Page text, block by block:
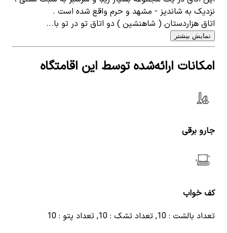
نزدیک به شاندیز - مشهد و حرم واقع شده است .
اتاق هزاردستان ( شاهنشین ) دو اتاق تو در تو با...
نمایش بیشتر
امکانات ارائه‌شده توسط این اقامتگاه
جارو برقی
کف خواب
تعداد بالشت : 10, تعداد تشک : 10, تعداد پتو : 10